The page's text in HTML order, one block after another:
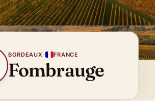
BORDEAUX· FRANCE
Fombrauge